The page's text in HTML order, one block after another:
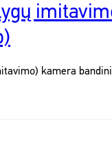
kamera